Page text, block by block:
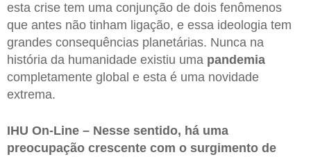
esta crise tem uma conjunção de dois fenômenos
que antes não tinham ligação, e essa ideologia tem
grandes consequências planetárias. Nunca na
história da humanidade existiu uma pandemia
completamente global e esta é uma novidade
extrema.
IHU On-Line – Nesse sentido, há uma
preocupação crescente com o surgimento de